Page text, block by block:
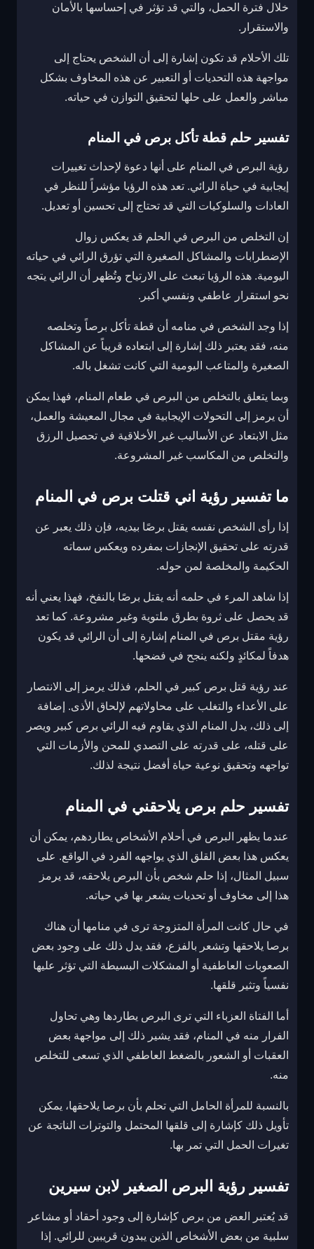
خلال فترة الحمل، والتي قد تؤثر في إحساسها بالأمان
والاستقرار.
تلك الأحلام قد تكون إشارة إلى أن الشخص يحتاج إلى
مواجهة هذه التحديات أو التعبير عن هذه المخاوف بشكل
مباشر والعمل على حلها لتحقيق التوازن في حياته.
تفسير حلم قطة تأكل برص في المنام
رؤية البرص في المنام على أنها دعوة لإحداث تغييرات
إيجابية في حياة الرائي. تعد هذه الرؤيا مؤشراً للنظر في
العادات والسلوكيات التي قد تحتاج إلى تحسين أو تعديل.
إن التخلص من البرص في الحلم قد يعكس زوال
الإضطرابات والمشاكل الصغيرة التي تؤرق الرائي في حياته
اليومية. هذه الرؤيا تبعث على الارتياح وتُظهر أن الرائي يتجه
نحو استقرار عاطفي ونفسي أكبر.
إذا وجد الشخص في منامه أن قطة تأكل برصاً وتخلصه
منه، فقد يعتبر ذلك إشارة إلى ابتعاده قريباً عن المشاكل
الصغيرة والمتاعب اليومية التي كانت تشغل باله.
وبما يتعلق بالتخلص من البرص في طعام المنام، فهذا يمكن
أن يرمز إلى التحولات الإيجابية في مجال المعيشة والعمل،
مثل الابتعاد عن الأساليب غير الأخلاقية في تحصيل الرزق
والتخلص من المكاسب غير المشروعة.
ما تفسير رؤية اني قتلت برص في المنام
إذا رأى الشخص نفسه يقتل برصًا بيديه، فإن ذلك يعبر عن
قدرته على تحقيق الإنجازات بمفرده ويعكس سماته
الحكيمة والمخلصة لمن حوله.
إذا شاهد المرء في حلمه أنه يقتل برصًا بالنفخ، فهذا يعني أنه
قد يحصل على ثروة بطرق ملتوية وغير مشروعة. كما تعد
رؤية مقتل برص في المنام إشارة إلى أن الرائي قد يكون
هدفاً لمكائدٍ ولكنه ينجح في فضحها.
عند رؤية قتل برص كبير في الحلم، فذلك يرمز إلى الانتصار
على الأعداء والتغلب على محاولاتهم لإلحاق الأذى. إضافة
إلى ذلك، يدل المنام الذي يقاوم فيه الرائي برص كبير ويصر
على قتله، على قدرته على التصدي للمحن والأزمات التي
تواجهه وتحقيق نوعية حياة أفضل نتيجة لذلك.
تفسير حلم برص يلاحقني في المنام
عندما يظهر البرص في أحلام الأشخاص يطاردهم، يمكن أن
يعكس هذا بعض القلق الذي يواجهه الفرد في الواقع. على
سبيل المثال، إذا حلم شخص بأن البرص يلاحقه، قد يرمز
هذا إلى مخاوف أو تحديات يشعر بها في حياته.
في حال كانت المرأة المتزوجة ترى في منامها أن هناك
برصا يلاحقها وتشعر بالفزع، فقد يدل ذلك على وجود بعض
الصعوبات العاطفية أو المشكلات البسيطة التي تؤثر عليها
نفسياً وتثير قلقها.
أما الفتاة العزباء التي ترى البرص يطاردها وهي تحاول
الفرار منه في المنام، فقد يشير ذلك إلى مواجهة بعض
العقبات أو الشعور بالضغط العاطفي الذي تسعى للتخلص
منه.
بالنسبة للمرأة الحامل التي تحلم بأن برصا يلاحقها، يمكن
تأويل ذلك كإشارة إلى قلقها المحتمل والتوترات الناتجة عن
تغيرات الحمل التي تمر بها.
تفسير رؤية البرص الصغير لابن سيرين
قد يُعتبر العض من برص كإشارة إلى وجود أحقاد أو مشاعر
سلبية من بعض الأشخاص الذين يبدون قريبين للرائي. إذا